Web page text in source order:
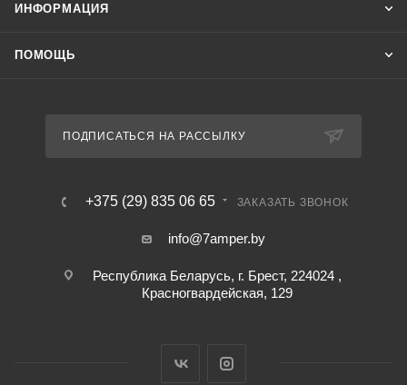
ИНФОРМАЦИЯ
ПОМОЩЬ
ПОДПИСАТЬСЯ НА РАССЫЛКУ
+375 (29) 835 06 65 ЗАКАЗАТЬ ЗВОНОК
info@7amper.by
Республика Беларусь, г. Брест, 224024 ,
Красногвардейская, 129